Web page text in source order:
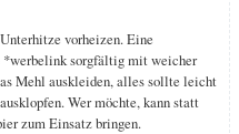
vorheizen. Eine
*werbelink sorgfältig mit weicher
Mehl auskleiden, alles sollte leicht
Wer möchte, kann statt
zum Einsatz bringen.